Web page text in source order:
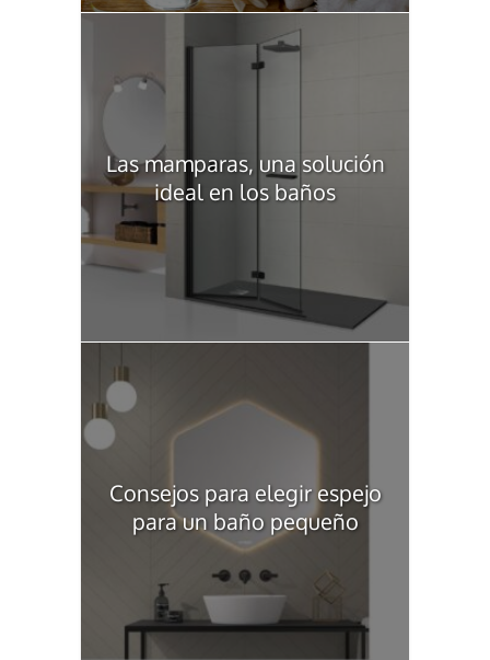
Las mamparas, una solución
ideal en los baños
Consejos para elegir espejo
para un baño pequeño